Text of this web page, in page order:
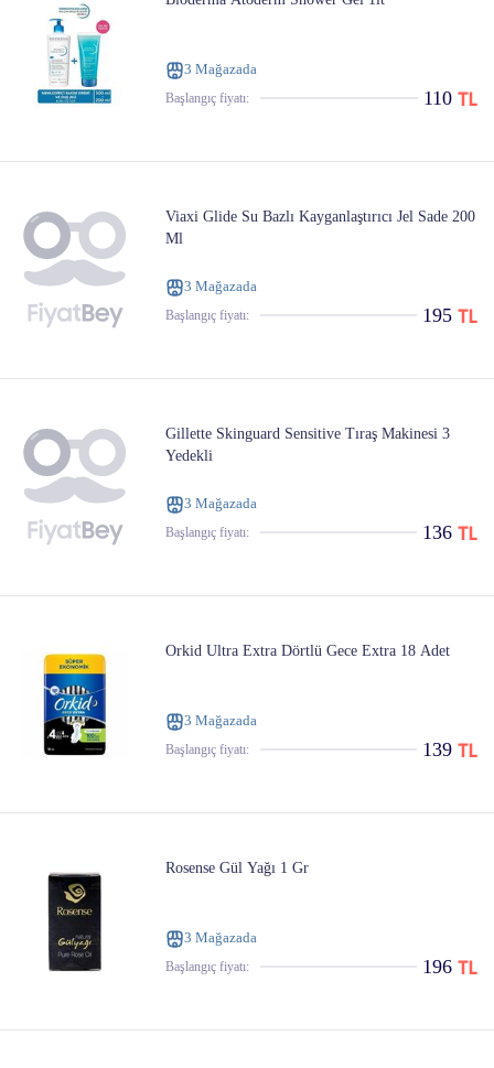
3 Mağazada
Başlangıç ​​fiyatı: 110
Viaxi Glide Su Bazlı Kayganlaştırıcı Jel Sade 200
Ml
3 Mağazada
Başlangıç ​​fiyatı: 195
Gillette Skinguard Sensitive Tıraş Makinesi 3
Yedekli
3 Mağazada
Başlangıç ​​fiyatı: 136
Orkid Ultra Extra Dörtlü Gece Extra 18 Adet
3 Mağazada
Başlangıç ​​fiyatı: 139
Rosense Gül Yağı 1 Gr
3 Mağazada
Başlangıç ​​fiyatı: 196